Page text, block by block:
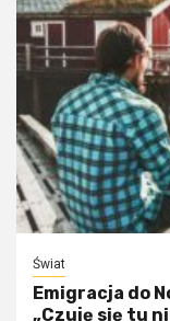
Świat
Emigracja do
„Czuję się tu